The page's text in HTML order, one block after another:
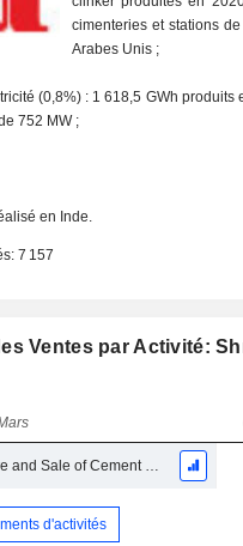
cimenteries et stations
Arabes Unis ;
(0,8%) : 1 618,5 GWh
752 MW ;
en Inde.
7 157
Ventes par Activité:
The Manufacture and Sale of Cement and Cement Related Products
d'activités